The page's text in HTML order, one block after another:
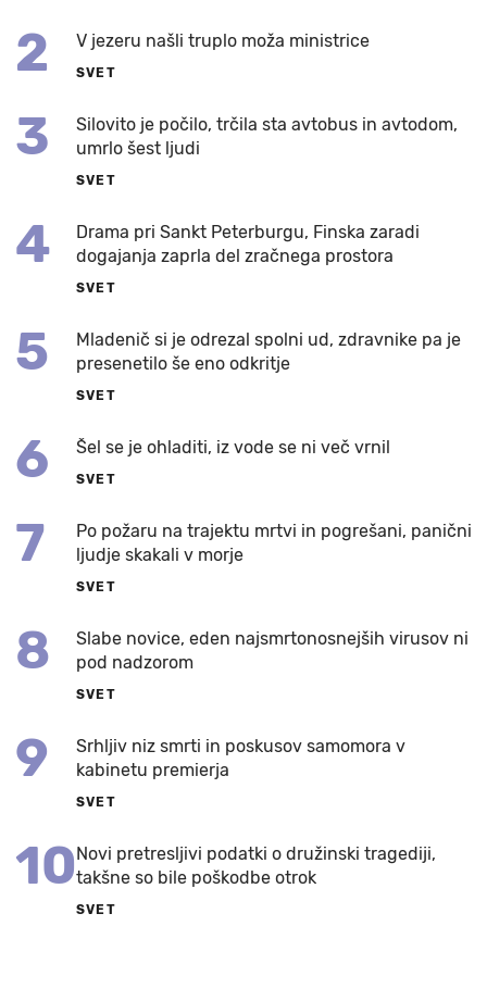
2 V jezeru našli truplo moža ministrice
SVET
3
Silovito je počilo, trčila sta avtobus in avtodom,
umrlo šest ljudi
SVET
4
Drama pri Sankt Peterburgu, Finska zaradi
dogajanja zaprla del zračnega prostora
SVET
5
Mladenič si je odrezal spolni ud, zdravnike pa je
presenetilo še eno odkritje
SVET
6 Šel se je ohladiti, iz vode se ni več vrnil
SVET
7
Po požaru na trajektu mrtvi in pogrešani, panični
ljudje skakali v morje
SVET
8
Slabe novice, eden najsmrtonosnejših virusov ni
pod nadzorom
SVET
9
Srhljiv niz smrti in poskusov samomora v
kabinetu premierja
SVET
10Novi pretresljivi podatki o družinski tragediji,
takšne so bile poškodbe otrok
SVET